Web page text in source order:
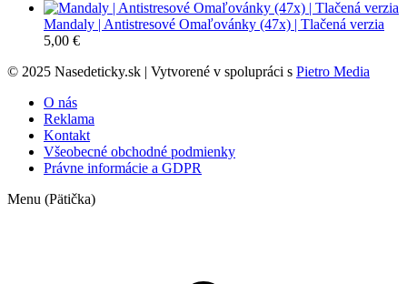
Mandaly | Antistresové Omaľovánky (47x) | Tlačená verzia
5,00 €
© 2025 Nasedeticky.sk | Vytvorené v spolupráci s Pietro Media
O nás
Reklama
Kontakt
Všeobecné obchodné podmienky
Právne informácie a GDPR
Menu (Pätička)